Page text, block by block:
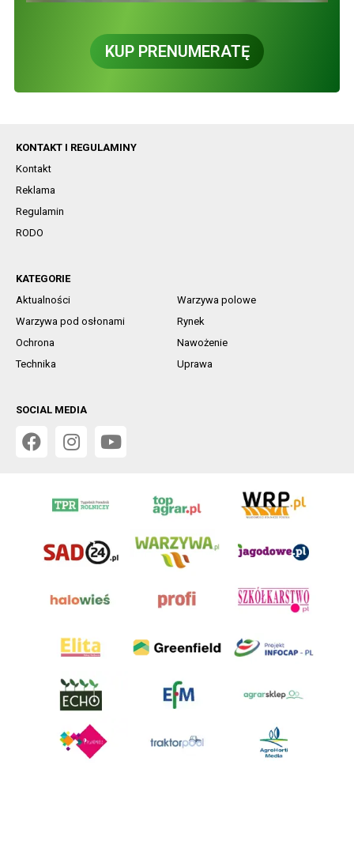
KUP PRENUMERATĘ
KONTAKT I REGULAMINY
Kontakt
Reklama
Regulamin
RODO
KATEGORIE
Aktualności
Warzywa polowe
Warzywa pod osłonami
Rynek
Ochrona
Nawożenie
Technika
Uprawa
SOCIAL MEDIA